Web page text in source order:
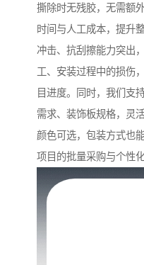
撕除时无残胶，无需额
时间与人工成本，提升
冲击、抗刮擦能力突出
工、安装过程中的损伤
目进度。同时，我们支
需求、装饰板规格，灵
颜色可选，包装方式也
项目的批量采购与个性化